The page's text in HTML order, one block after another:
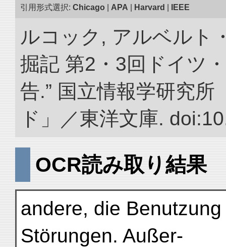
引用形式選択: Chicago APA Harvard IEEE
ルコック, アルベルト
掘記 第2・3回ドイツ
告.” 国立情報学研究
ド」／東洋文庫.
OCR読み取り結果
andere, die
Störungen. Außer-